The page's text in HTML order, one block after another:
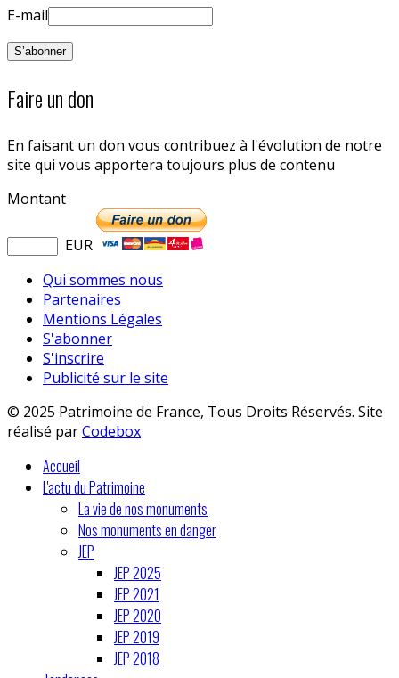
E-mail
Faire un don
En faisant un don vous contribuez à l'évolution de notre
site qui vous apportera toujours plus de contenu
Montant
EUR
Qui sommes nous
Partenaires
Mentions Légales
S'abonner
S'inscrire
Publicité sur le site
© 2025 Patrimoine de France, Tous Droits Réservés. Site
réalisé parCodebox
Accueil
L'actu du Patrimoine
La vie de nos monuments
Nos monuments en danger
JEP
JEP 2025
JEP 2021
JEP 2020
JEP 2019
JEP 2018